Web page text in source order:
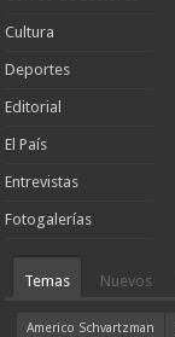
Cultura
Deportes
Editorial
El País
Entrevistas
Fotogalerías
Temas Nuevos
Americo Schvartzman